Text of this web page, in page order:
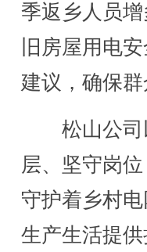
季返乡人员
旧房屋用电
建议，确保
松山公司
层、坚守岗
守护着乡村
生产生活提供